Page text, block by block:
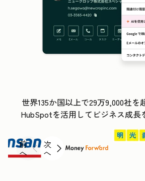
世界135か国以上で29万9,000社
HubSpotを活用してビジネス成長
前
へ
次
へ